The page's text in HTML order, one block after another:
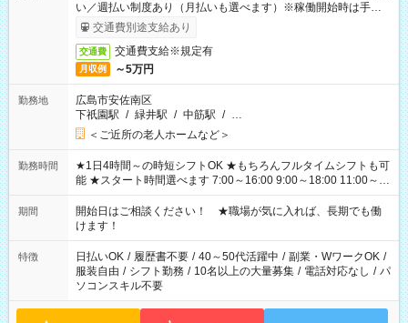
い／週払い制度あり（月払いも選べます）※稼働開始時は手続き
完了次第のお支払いとなります。
交通費別途支給あり
交通費 交通費支給※規定有
月収例 ～5万円
勤務地
広島市安佐南区
下祇園駅 / 緑井駅 / 中筋駅 / …
＜ご近所の老人ホームなど＞
勤務時間
★1日4時間～の時短シフトOK ★もちろんフルタイムシフトも可
能 ★スタート時間選べます 7:00～16:00 9:00～18:00 11:00～
20:00 など 残業なし！ ※Wワークの場合、他のお仕事と合わせ
週40時間超の就業はご案内できません ※法令に基づき、週20時
間以上勤務は社会保険への加入対象となります ※労働者派遣法
（日雇い派遣の原則禁止）により、短時間・短期間の就業はご
案内が難しい場合があります
期間
開始日はご相談ください！ ★職場が気に入れば、長期でも働
けます！
特徴 日払いOK / 履歴書不要 / 40～50代活躍中 / 副業・WワークOK /
服装自由 / シフト勤務 / 10名以上の大量募集 / 電話対応なし / パ
ソコンスキル不要